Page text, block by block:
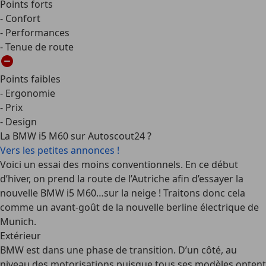
Points forts
- Confort
- Performances
- Tenue de route
Points faibles
- Ergonomie
- Prix
- Design
La BMW i5 M60 sur Autoscout24 ?
Vers les petites annonces !
Voici un essai des moins conventionnels. En ce début
d’hiver, on prend la route de l’Autriche afin d’essayer la
nouvelle BMW i5 M60…sur la neige ! Traitons donc cela
comme un avant-goût de la nouvelle berline électrique de
Munich.
Extérieur
BMW est dans une phase de transition. D’un côté, au